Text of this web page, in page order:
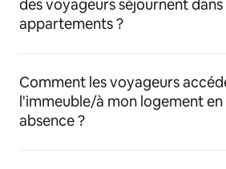
des voyageurs séjournent dans
appartements ?
Comment les voyageurs
l'immeuble/à mon logement
absence ?